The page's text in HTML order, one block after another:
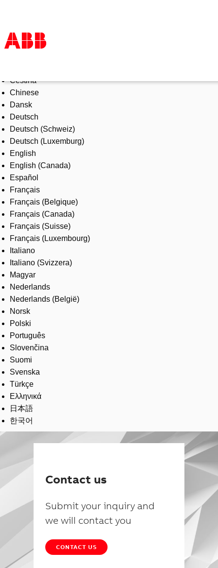
Products & Solutions
Industries
Services
About us
Where to buy
Contact us
Careers
Čeština
Chinese
Dansk
Deutsch
Deutsch (Schweiz)
Deutsch (Luxemburg)
English
English (Canada)
Español
Français
Français (Belgique)
Français (Canada)
Français (Suisse)
Français (Luxembourg)
Italiano
Italiano (Svizzera)
Magyar
Nederlands
Nederlands (België)
Norsk
Polski
Português
Slovenčina
Suomi
Svenska
Türkçe
Ελληνικά
日本語
한국어
Contact us
Submit your inquiry and
we will contact you
CONTACT US